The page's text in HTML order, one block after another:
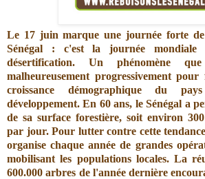
Le 17 juin marque une journée forte
Sénégal : c'est la journée
désertification. Un phénomène
malheureusement progressivement
croissance démographique du
développement. En 60 ans, le Sénégal a
de sa surface forestière, soit environ
par jour. Pour lutter contre cette
organise chaque année de grandes
mobilisant les populations locales. La
600.000 arbres de l'année dernière